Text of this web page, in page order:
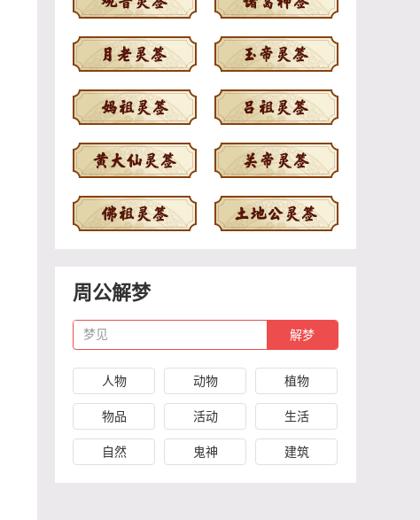
周公解梦
梦见
人物 动物 植物
物品 活动 生活
自然 鬼神 建筑